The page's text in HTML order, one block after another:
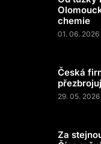
chemie
01. 06. 2026
Česká
29. 05. 2026
Za